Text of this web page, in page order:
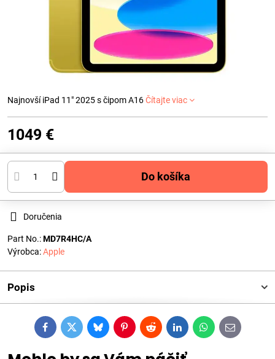
Najnovší iPad 11" 2025 s čipom A16Čítajte viac
1049 €
Do košíka
Doručenia
Part No.:MD7R4HC/A
Výrobca:Apple
Popis
FacebookTwitterBlueskyPinterestRedditLinkedInWhatsApp
E-
mail